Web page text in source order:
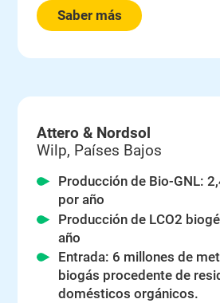
Saber más
Attero & Nordsol
Wilp, Países Bajos
Producción de Bio-GNL:
por año
Producción de LCO2
año
Entrada: 6 millones de
biogás procedente de
domésticos orgánicos.